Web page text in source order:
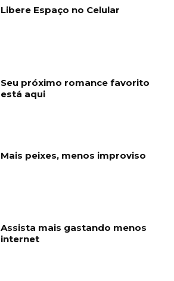
Libere Espaço no Celular
Seu próximo romance favorito
está aqui
Mais peixes, menos improviso
Assista mais gastando menos
internet